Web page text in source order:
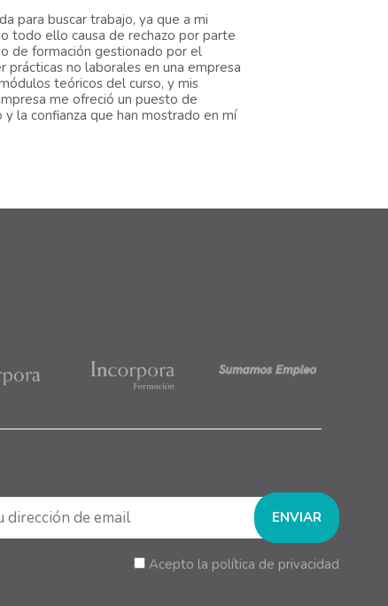
para buscar trabajo, ya que a mi
todo ello causa de rechazo por parte
de formación gestionado por el
no laborales en una empresa
teóricos del curso, y mis
me ofreció un puesto de
la confianza que han mostrado en mí
Acepto la política de privacidad